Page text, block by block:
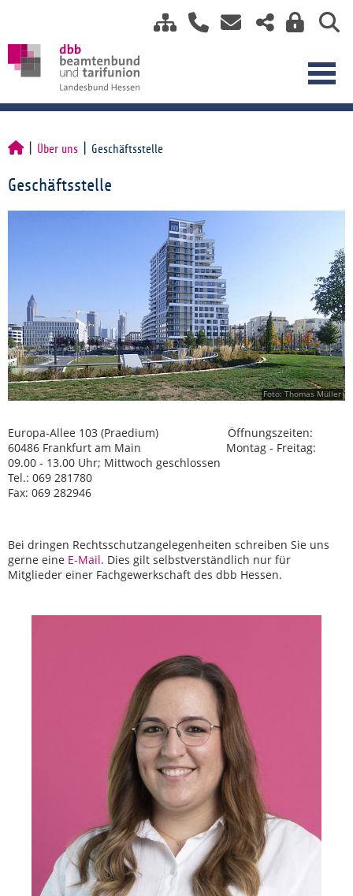
Über uns Geschäftsstelle
Geschäftsstelle
Foto: Thomas Müller
Europa-Allee 103 (Praedium) Öffnungszeiten:
60486 Frankfurt am Main Montag - Freitag:
09.00 - 13.00 Uhr; Mittwoch geschlossen
Tel.: 069 281780
Fax: 069 282946
Bei dringen Rechtsschutzangelegenheiten schreiben Sie uns
gerne eine E-Mail. Dies gilt selbstverständlich nur für
Mitglieder einer Fachgewerkschaft des dbb Hessen.